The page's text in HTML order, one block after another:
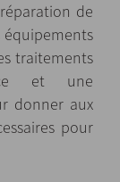
de
traitements
et une
donner aux
pour